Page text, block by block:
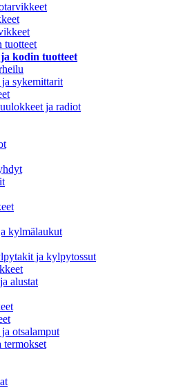
tuotteet
kodin tuotteet
sykemittarit
ja radiot
kylmälaukut
ja kylpytossut
alustat
otsalamput
termokset